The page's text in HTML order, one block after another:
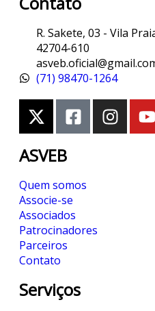
R. Sakete, 03 - Vila
42704-610
(71) 98470-1264
ASVEB
Quem somos
Associe-se
Associados
Patrocinadores
Parceiros
Contato
Serviços